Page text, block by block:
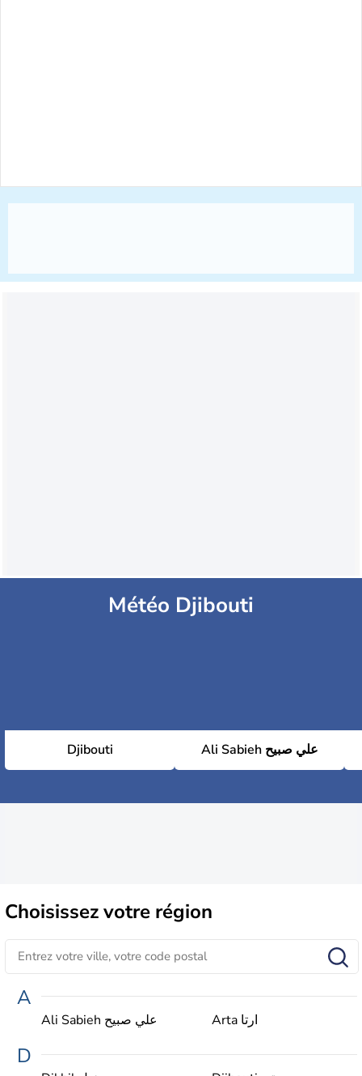
Météo Djibouti
Djibouti Ali Sabieh علي صبيح
Choisissezvotre région
A
Ali Sabieh علي صبيح Arta ارتا
D